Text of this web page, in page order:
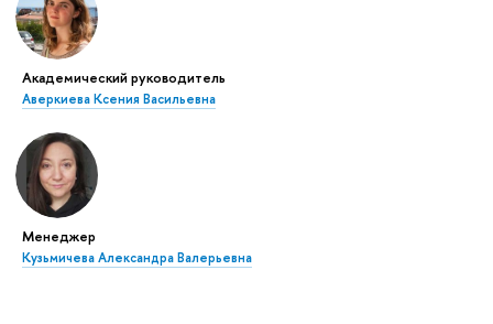
Академический руководитель
Аверкиева Ксения Васильевна
Менеджер
Кузьмичева Александра Валерьевна